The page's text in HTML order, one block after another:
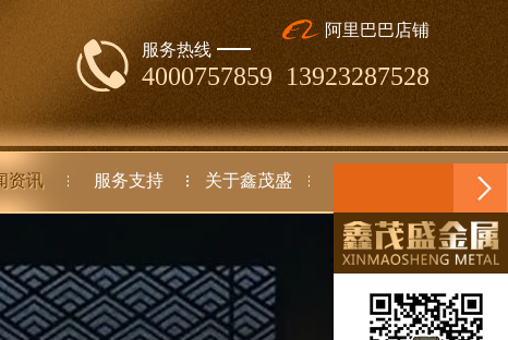
服务热线
4000757859 13923287528
阿里巴巴店铺
资讯 服务支持 关于鑫茂盛